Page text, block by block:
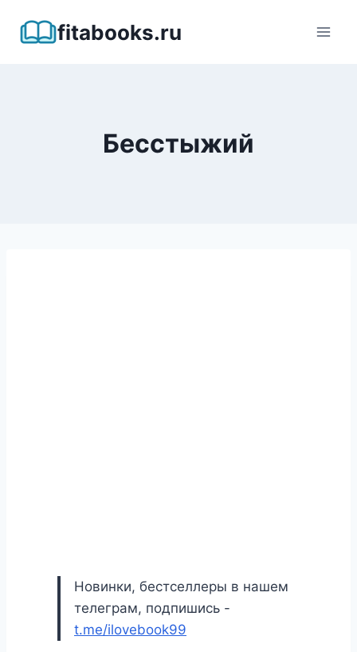
fitabooks.ru
Бесстыжий
Новинки, бестселлеры в нашем
телеграм, подпишись -
t.me/ilovebook99